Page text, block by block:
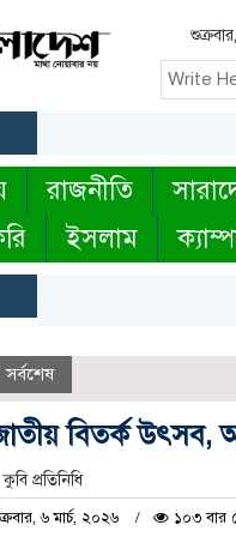
রাজনীতি
ইসলাম
সর্বশেষ
বিতর্ক উৎসব,
প্রতিনিধি
৬ মার্চ, ২০২৬ ১০৩ বার